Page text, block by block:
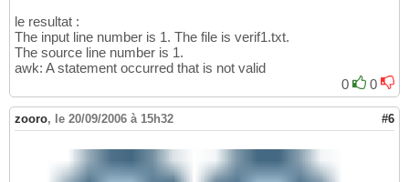
11
#########################################
le resultat :
The input line number is 1. The file is verif1.txt.
The source line number is 1.
awk: A statement occurred that is not valid
0
0
zooro, le 20/09/2006 à 15h32 #6